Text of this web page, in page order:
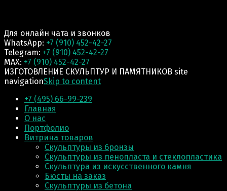
Для онлайн чата и звонков
WhatsApp: +7 (910) 452-42-27
Telegram: +7 (910) 452-42-27
MAX: +7 (910) 452-42-27
ИЗГОТОВЛЕНИЕ СКУЛЬПТУР И ПАМЯТНИКОВ site
navigationSkip to content
+7 (495) 66-99-239
Главная
О нас
Портфолио
Витрина товаров
Скульптуры из бронзы
Скульптуры из пенопласта и стеклопластика
Скульптура из искусственного камня
Бюсты на заказ
Скульптуры из бетона